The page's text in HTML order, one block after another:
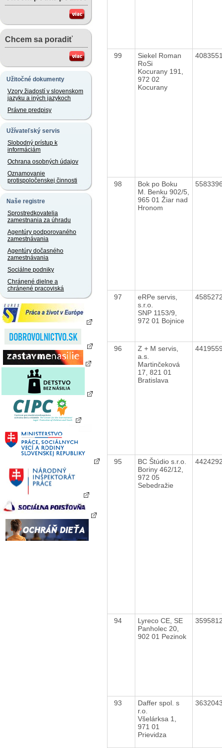
Chcem sa poradiť
Užitočné dokumenty
Vzory žiadostí v slovenskom
jazyku a iných jazykoch
Právne predpisy
Užívateľský servis
Slobodný prístup k
informáciám
Ochrana osobných údajov
Oznamovanie
protispoločenskej činnosti
Naše registre
Sprostredkovatelia
zamestnania za úhradu
Agentúry podporovaného
zamestnávania
Agentúry dočasného
zamestnávania
Sociálne podniky
Chránené dielne a
chránené pracoviská
99
Siekel Roman
RoSi
Kocurany 191,
972 02
Kocurany
98
Bok po Boku
M. Benku 902/5,
965 01 Žiar nad
Hronom
97
eRPe servis,
s.r.o.
SNP 1153/9,
972 01 Bojnice
96
Z + M servis,
a.s.
Martinčeková
17, 821 01
Bratislava
95
BC Štúdio s.r.o.
Boriny 462/12,
972 05
Sebedražie
94
Lyreco CE, SE
Panholec 20,
902 01 Pezinok
93
Daffer spol. s
r.o.
Všelárksa 1,
971 01
Prievidza